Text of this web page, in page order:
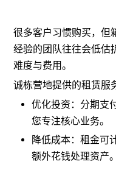
很多客户习惯购买，但
经验的团队往往会低估
难度与费用。
诚栋营地提供的租赁服
优化投资：分期支
您专注核心业务。
降低成本：租金可
额外花钱处理资产。